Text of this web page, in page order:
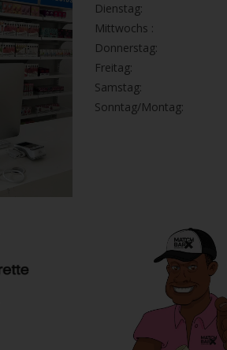
Dienstag:
Mittwochs :
Donnerstag:
Freitag:
Samstag:
Sonntag/Montag: